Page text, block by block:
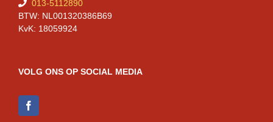
+31 (0)6 23 16 49 62
013-5112890
BTW: NL001320386B69